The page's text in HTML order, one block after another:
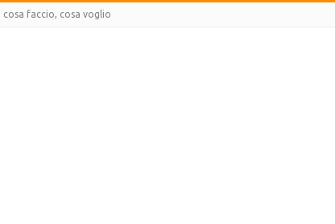
cosa faccio, cosa voglio